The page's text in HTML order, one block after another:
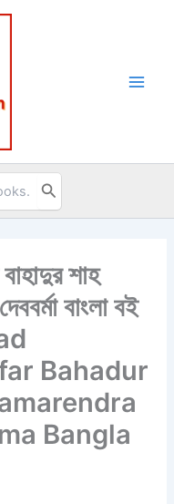
শাহ
বাংলা বই
Bahadur
Bangla